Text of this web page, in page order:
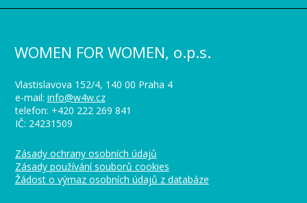
WOMEN FOR WOMEN, o.p.s.
Vlastislavova 152/4, 140 00 Praha 4
e-mail: info@w4w.cz
telefon: +420 222 269 841
IČ: 24231509
Zásady ochrany osobních údajů
Zásady používání souborů cookies
Žádost o výmaz osobních údajů z databáze